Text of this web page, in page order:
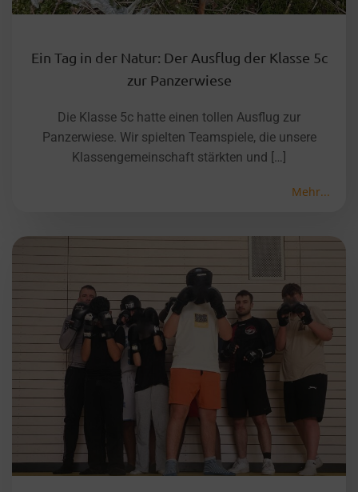
Ein Tag in der Natur: Der Ausflug der Klasse 5c
zur Panzerwiese
Die Klasse 5c hatte einen tollen Ausflug zur
Panzerwiese. Wir spielten Teamspiele, die unsere
Klassengemeinschaft stärkten und […]
Mehr...